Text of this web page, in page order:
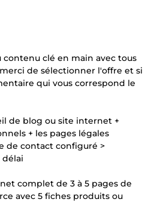
clé en main avec tous
de sélectionner l'offre et si
qui vous correspond le
de blog ou site internet +
+ les pages légales
de contact configuré >
délai
complet de 3 à 5 pages de
avec 5 fiches produits ou